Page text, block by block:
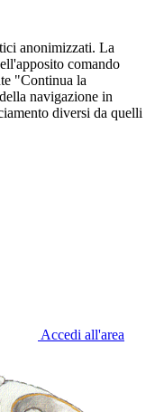
anonimizzati. La
comando
"Continua la
navigazione in
diversi da quelli
Accedi all'area